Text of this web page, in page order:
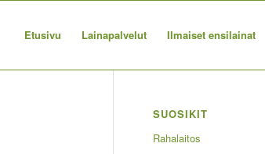
Etusivu Lainapalvelut Ilmaiset ensilainat
SUOSIKIT
Rahalaitos